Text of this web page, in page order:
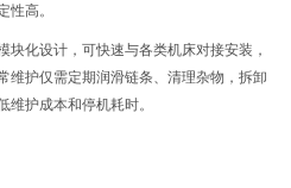
性高。
块化设计，可快速与各类机床对接安装，
维护仅需定期润滑链条、清理杂物，拆卸
护成本和停机耗时。